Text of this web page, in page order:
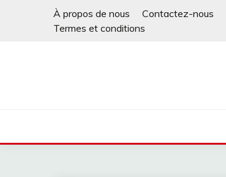
À propos de nous Contactez-nous
Termes et conditions